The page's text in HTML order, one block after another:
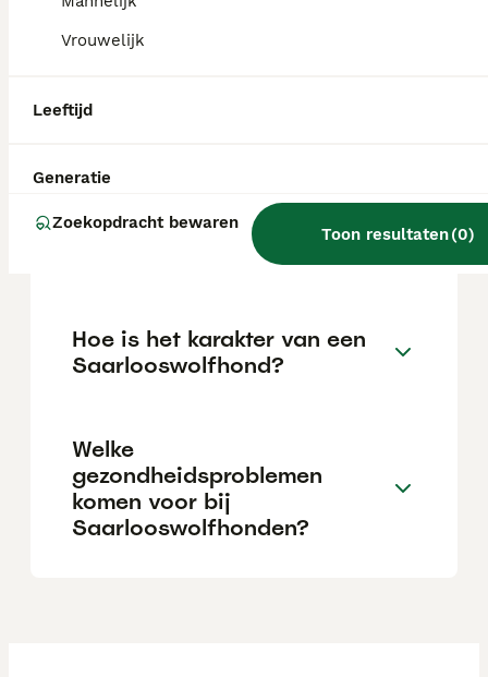
Vrouwelijk
Leeftijd
Generatie
Zoekopdracht bewaren
Toon resultaten(0)
vindt hij vreselijk.
Hoe oud kan een
Wat is de prijs van een
Saarlooswolfhond?
Hoe is het karakter van een
Saarlooswolfhond?
Welke
gezondheidsproblemen
komen voor bij
Saarlooswolfhonden?